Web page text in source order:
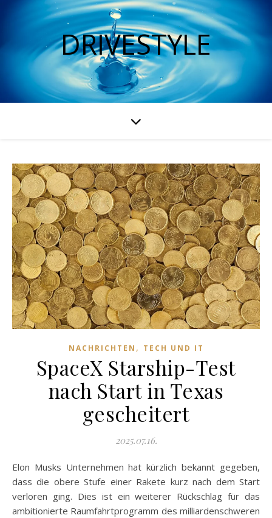
DRIVESTYLE
NACHRICHTEN , TECH UND IT
SpaceX Starship-Test
nach Start in Texas
gescheitert
2025.07.16.
Elon Musks Unternehmen hat kürzlich bekannt gegeben,
dass die obere Stufe einer Rakete kurz nach dem Start
verloren ging. Dies ist ein weiterer Rückschlag für das
ambitionierte Raumfahrtprogramm des milliardenschweren